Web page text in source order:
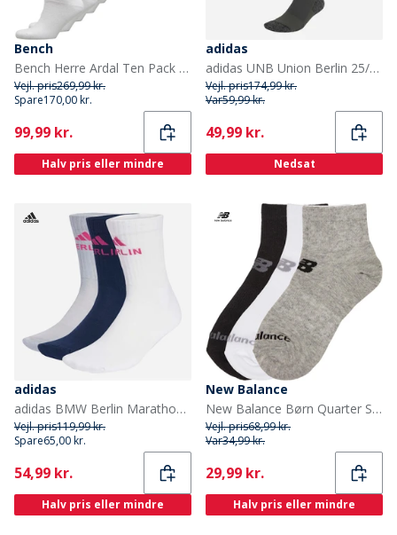
Bench
Bench Herre Ardal Ten Pack Polstrede Crew Sokker Hvid/Sort
Vejl. pris269,99 kr.
Spare170,00 kr.
Current
99,99 kr.
Halv pris eller mindre
adidas
adidas UNB Union Berlin 25/26 ude fodboldstrømper Grå
Vejl. pris174,99 kr.
Var59,99 kr.
Current
49,99 kr.
Nedsat
adidas
adidas BMW Berlin Marathon 2025 Tre Pak Løbestrømper Hvid/Halo Silver/Collegiate Navy
Vejl. pris119,99 kr.
Spare65,00 kr.
Current
54,99 kr.
Halv pris eller mindre
New Balance
New Balance Børn Quarter Sokker Flerfarvet
Vejl. pris68,99 kr.
Var34,99 kr.
Current
29,99 kr.
Halv pris eller mindre